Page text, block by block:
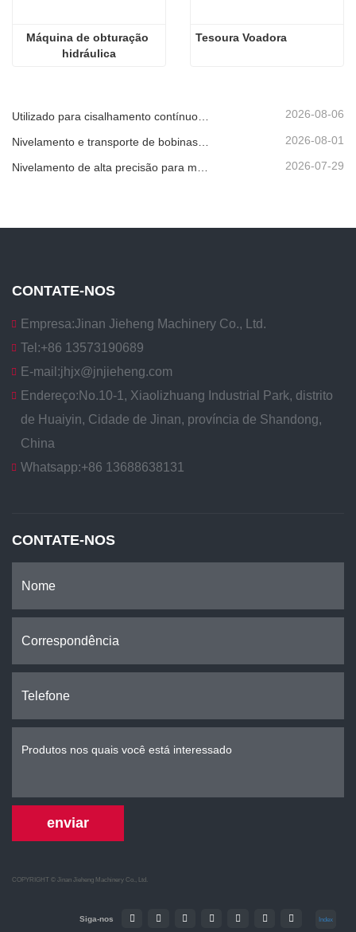
Máquina de obturação
hidráulica
Tesoura Voadora
2026-08-06
2026-08-01
Nivelamento de alta precisão para melhorar a planicidade da chapa 2026-07-29
CONTATE-NOS
Empresa:Jinan Jieheng Machinery Co., Ltd.
Tel:+86 13573190689
E-mail:jhjx@jnjieheng.com
Endereço:No.10-1, Xiaolizhuang Industrial Park, distrito
de Huaiyin, Cidade de Jinan, província de Shandong,
China
Whatsapp:+86 13688638131
CONTATE-NOS
enviar
COPYRIGHT © Jinan Jieheng Machinery Co., Ltd.
Siga-nos Index